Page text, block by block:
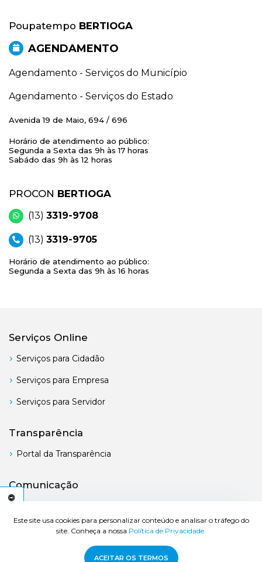
Este site usa cookies para personalizar conteúdo e analisar o tráfego do
site. Conheça a nossa Política de Privacidade.
ACEITAR OS TERMOS
A
Poupatempo BERTIOGA
AGENDAMENTO
Agendamento - Serviços do Município
Agendamento - Serviços do Estado
Avenida 19 de Maio, 694 / 696
Horário de atendimento ao público:
Segunda a Sexta das 9h às 17 horas
Sabádo das 9h às 12 horas
PROCON BERTIOGA
(13) 3319-9708
(13) 3319-9705
Horário de atendimento ao público:
Segunda a Sexta das 9h às 16 horas
Serviços Online
Serviços para Cidadão
Serviços para Empresa
Serviços para Servidor
Transparência
Portal da Transparência
Comunicação
© 2026 Prefeitura de Bertioga - Todos os direitos reservados.